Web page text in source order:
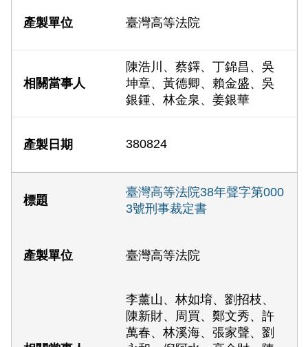
臺灣高等法院
陳浩川、蔡鐸、丁錦昌、吳
坤章、黃德卿、賴金盛、吳
銀鍾、林金泉、姜銀華
380824
臺灣高等法院38年聲字第000
3號刑事裁定書
臺灣高等法院
李薰山、林如堉、劉招枝、
陳新財、周買、鄭文秀、許
萬春、林溪海、張家聲、劉